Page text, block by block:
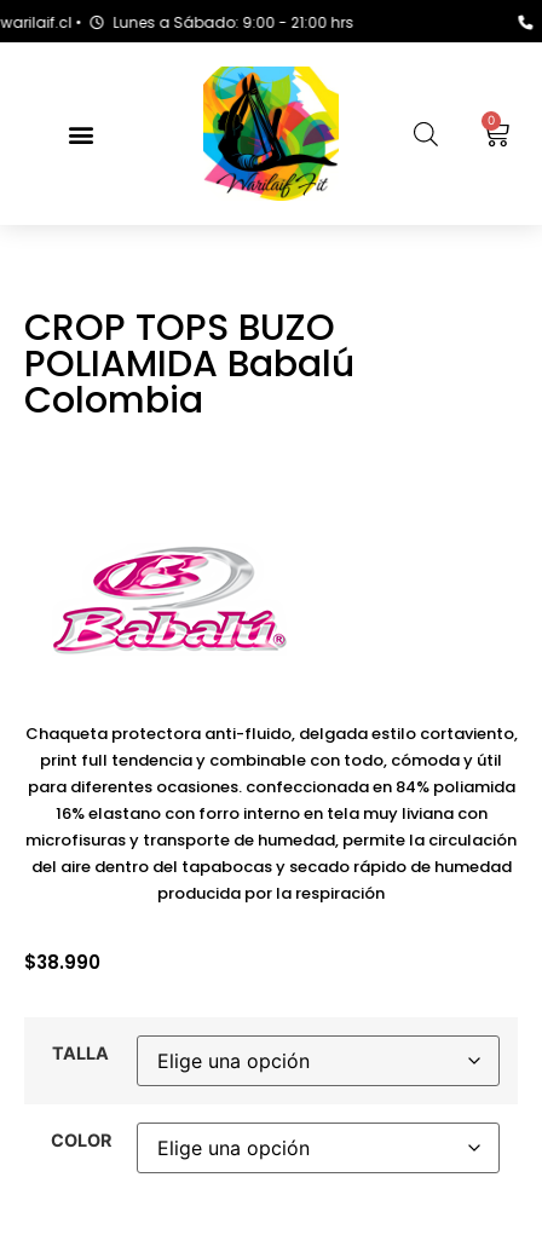
• Lunes a Sábado: 9:00 - 21:00 hrs
0
CROP TOPS BUZO
POLIAMIDA Babalú
Colombia
Chaqueta protectora anti-fluido, delgada estilo cortaviento,
print full tendencia y combinable con todo, cómoda y útil
para diferentes ocasiones. confeccionada en 84% poliamida
16% elastano con forro interno en tela muy liviana con
microfisuras y transporte de humedad, permite la circulación
del aire dentro del tapabocas y secado rápido de humedad
producida por la respiración
$38.990
TALLA
COLOR